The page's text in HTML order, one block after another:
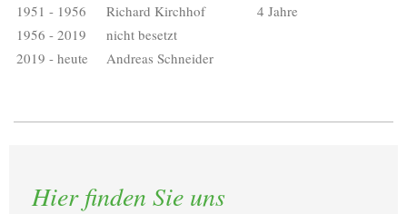
1951 - 1956 Richard Kirchhof
4 Jahre
1956 - 2019
nicht besetzt
2019 - heute
Andreas Schneider
Hier finden Sie uns